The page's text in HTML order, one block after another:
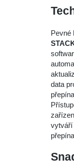
Pevné
data
vytváří